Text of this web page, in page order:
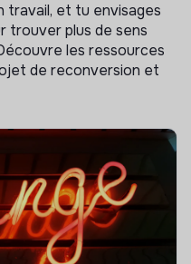
travail, et tu envisages
trouver plus de sens
les ressources
de reconversion et